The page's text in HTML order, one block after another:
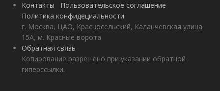
Контакты
Пользовательское соглашение
Политика конфидециальности
г. Москва, ЦАО, Красносельский, Каланчевская улица
15А, м. Красные ворота
Обратная связь
Копирование разрешено при указании обратной
гиперссылки.